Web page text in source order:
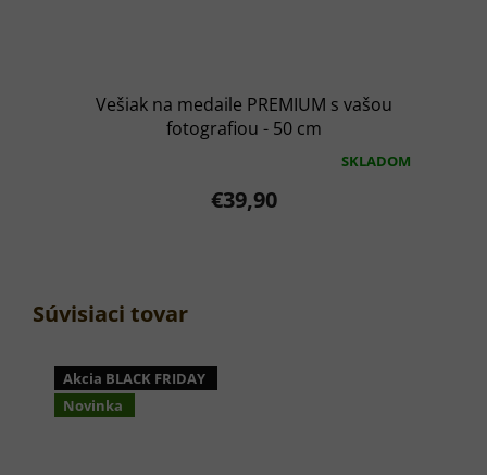
Súvisiaci tovar
Akcia BLACK FRIDAY
Novinka
Vešiak na medaile PREMIUM s vašou
fotografiou - 50 cm
hviezdičiek.
SKLADOM
€39,90